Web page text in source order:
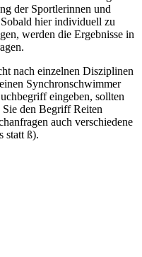
der Sportlerinnen und
hier individuell zu
werden die Ergebnisse in
nach einzelnen Disziplinen
Synchronschwimmer
eingeben, sollten
Sie den Begriff Reiten
auch verschiedene
statt ß).